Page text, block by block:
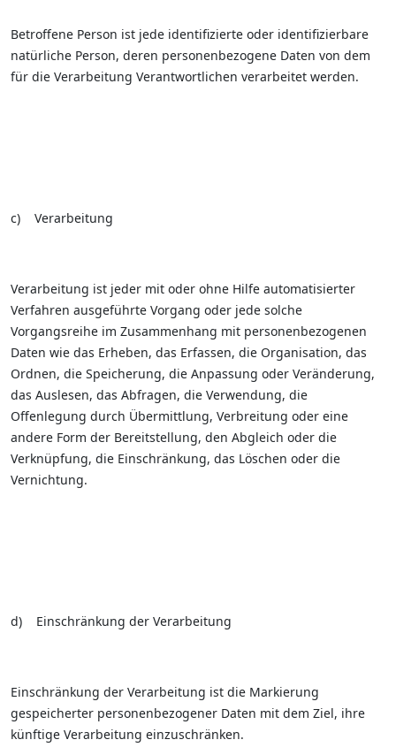
Betroffene Person ist jede identifizierte oder identifizierbare
natürliche Person, deren personenbezogene Daten von dem
für die Verarbeitung Verantwortlichen verarbeitet werden.
c) Verarbeitung
Verarbeitung ist jeder mit oder ohne Hilfe automatisierter
Verfahren ausgeführte Vorgang oder jede solche
Vorgangsreihe im Zusammenhang mit personenbezogenen
Daten wie das Erheben, das Erfassen, die Organisation, das
Ordnen, die Speicherung, die Anpassung oder Veränderung,
das Auslesen, das Abfragen, die Verwendung, die
Offenlegung durch Übermittlung, Verbreitung oder eine
andere Form der Bereitstellung, den Abgleich oder die
Verknüpfung, die Einschränkung, das Löschen oder die
Vernichtung.
d) Einschränkung der Verarbeitung
Einschränkung der Verarbeitung ist die Markierung
gespeicherter personenbezogener Daten mit dem Ziel, ihre
künftige Verarbeitung einzuschränken.